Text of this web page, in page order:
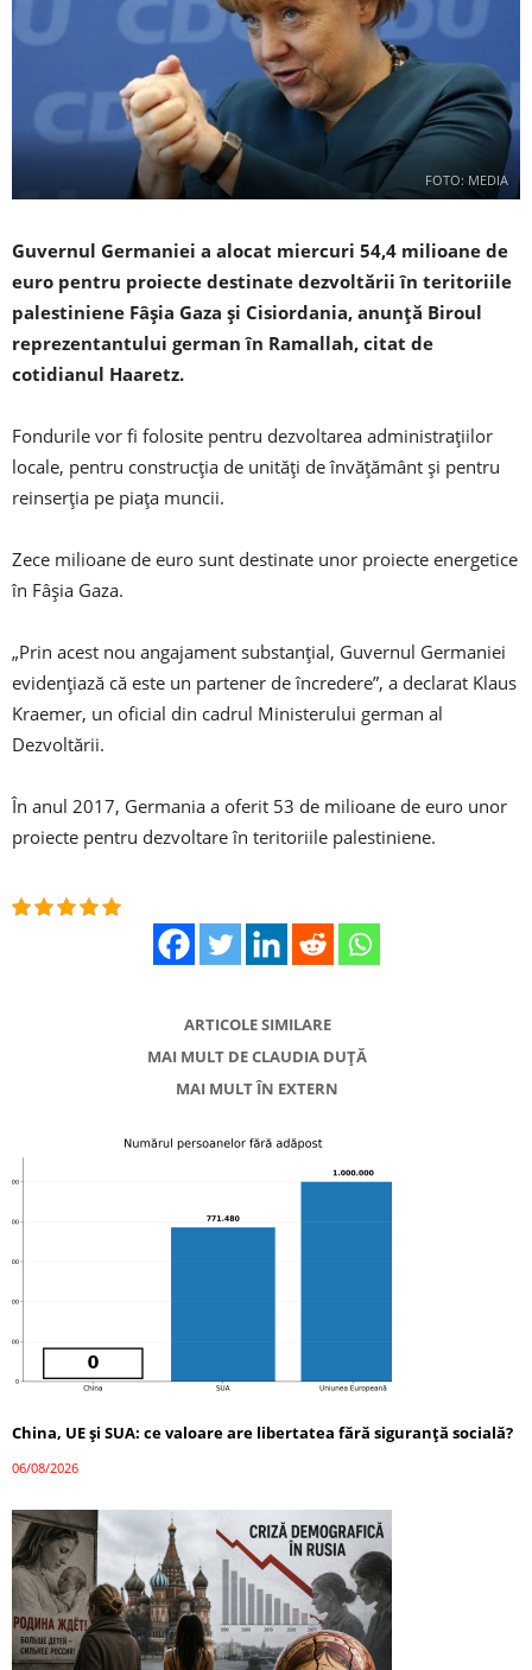
FOTO: MEDIA
Guvernul Germaniei a alocat miercuri 54,4 milioane de
euro pentru proiecte destinate dezvoltării în teritoriile
palestiniene Fâşia Gaza şi Cisiordania, anunţă Biroul
reprezentantului german în Ramallah, citat de
cotidianul Haaretz.
Fondurile vor fi folosite pentru dezvoltarea administraţiilor
locale, pentru construcţia de unităţi de învăţământ şi pentru
reinserţia pe piaţa muncii.
Zece milioane de euro sunt destinate unor proiecte energetice
în Fâşia Gaza.
„Prin acest nou angajament substanţial, Guvernul Germaniei
evidenţiază că este un partener de încredere”, a declarat Klaus
Kraemer, un oficial din cadrul Ministerului german al
Dezvoltării.
În anul 2017, Germania a oferit 53 de milioane de euro unor
proiecte pentru dezvoltare în teritoriile palestiniene.
ARTICOLE SIMILARE
MAI MULT DE CLAUDIA DUȚĂ
MAI MULT ÎN EXTERN
China, UE și SUA: ce valoare are libertatea fără siguranță socială?
06/08/2026